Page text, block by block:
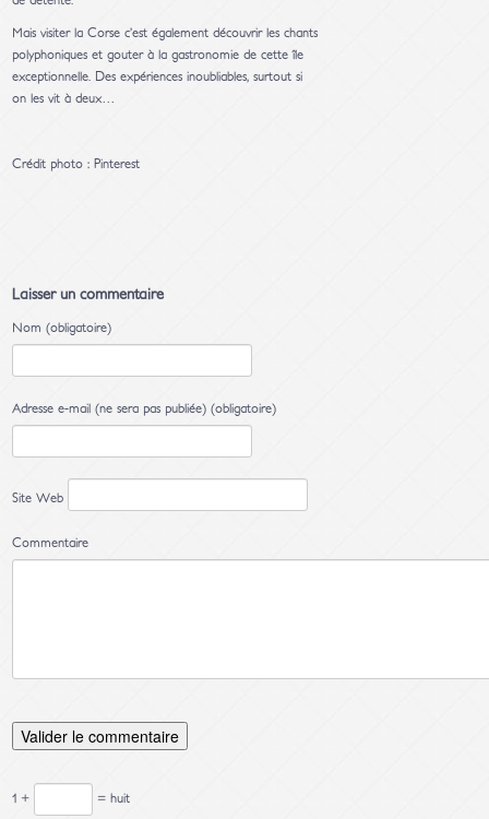
Mais visiter la Corse c’est également découvrir les chants
polyphoniques et gouter à la gastronomie de cette île
exceptionnelle. Des expériences inoubliables, surtout si
on les vit à deux…
Crédit photo : Pinterest
Laisser un commentaire
Nom (obligatoire)
Adresse e-mail (ne sera pas publiée) (obligatoire)
Site Web
Commentaire
1 + = huit